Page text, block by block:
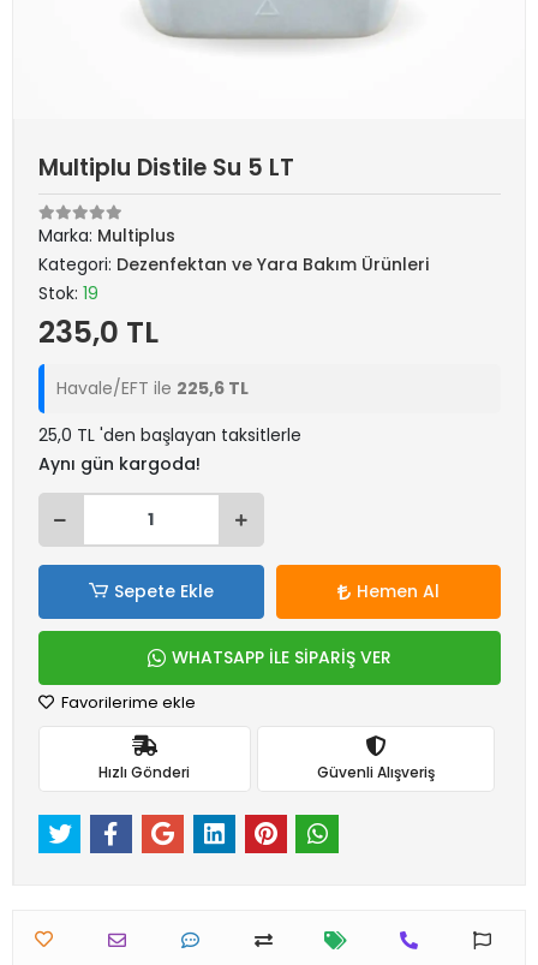
Multiplu Distile Su 5 LT
Marka: Multiplus
Kategori: Dezenfektan ve Yara Bakım Ürünleri
Stok: 19
235,0 TL
Havale/EFT ile 225,6 TL
25,0 TL 'den başlayan taksitlerle
Aynı gün kargoda!
Sepete Ekle Hemen Al
WHATSAPP İLE SİPARİŞ VER
Favorilerime ekle
Hızlı Gönderi Güvenli Alışveriş